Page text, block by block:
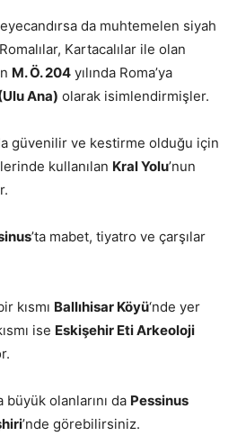
da muhtemelen siyah
Kartacalılar ile olan
M. Ö. 204 yılında Roma’ya
Ana) olarak isimlendirmişler.
güvenilir ve kestirme olduğu için
kullanılan Kral Yolu’nun
’ta mabet, tiyatro ve çarşılar
kısmı Ballıhisar Köyü‘nde yer
ise Eskişehir Eti Arkeoloji
büyük olanlarını da Pessinus
’nde görebilirsiniz.